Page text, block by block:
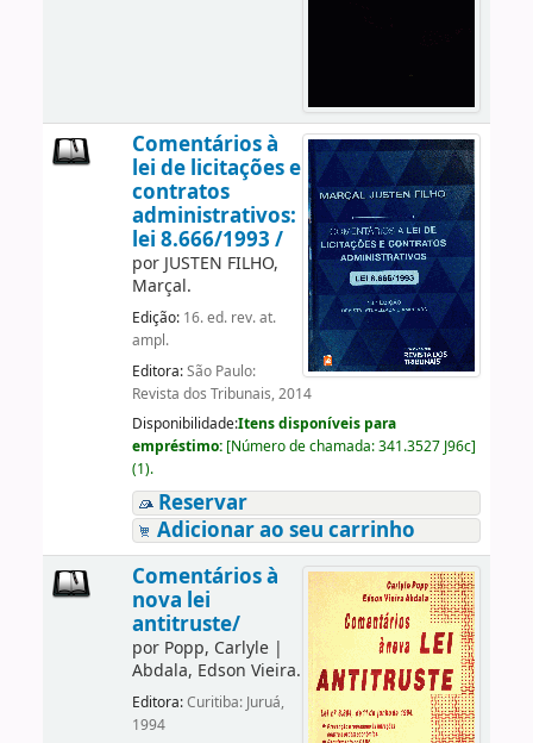
Comentários à
lei de licitações e
contratos
administrativos:
lei 8.666/1993 /
por JUSTEN FILHO,
Marçal.
Edição: 16. ed. rev. at.
ampl.
Editora:São Paulo:
Revista dos Tribunais, 2014
Disponibilidade:Itens disponíveis para
empréstimo: [Número de chamada:341.3527 J96c]
(1).
Reservar
Adicionar ao seu carrinho
Comentários à
nova lei
antitruste/
por Popp, Carlyle|
Abdala, Edson Vieira.
Editora:Curitiba: Juruá,
1994